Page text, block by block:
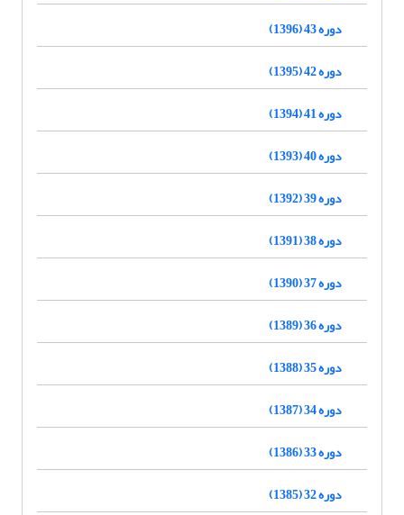
دوره 43 (1396)
دوره 42 (1395)
دوره 41 (1394)
دوره 40 (1393)
دوره 39 (1392)
دوره 38 (1391)
دوره 37 (1390)
دوره 36 (1389)
دوره 35 (1388)
دوره 34 (1387)
دوره 33 (1386)
دوره 32 (1385)